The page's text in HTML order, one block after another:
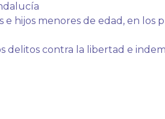
hijos menores de edad, en
contra la libertad e